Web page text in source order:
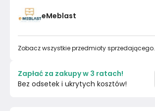
eMeblast
Zobacz wszystkie przedmioty sprzedającego.
Zapłać za zakupy w 3 ratach!
Bez odsetek i ukrytych kosztów!